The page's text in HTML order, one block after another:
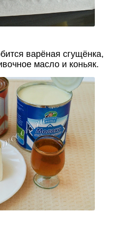
варёная сгущёнка,
масло и коньяк.